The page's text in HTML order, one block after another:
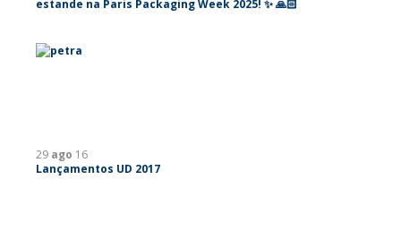
estande na Paris Packaging Week 2025! ✨ 🙏🏻
29 ago 16
Lançamentos UD 2017